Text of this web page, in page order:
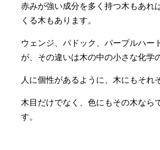
赤みが強い成分を多く持つ木もあれ
くる木もあります。
ウェンジ、パドック、パープルハー
が、その違いは木の中の小さな化学
人に個性があるように、木にもそれ
木目だけでなく、色にもその木なら
す。